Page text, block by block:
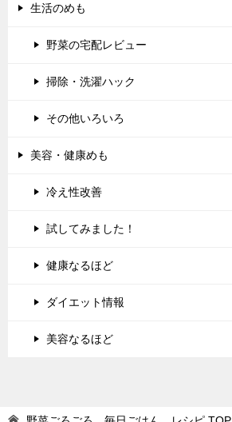
生活のめも
野菜の宅配レビュー
掃除・洗濯ハック
その他いろいろ
美容・健康めも
冷え性改善
試してみました！
健康なるほど
ダイエット情報
美容なるほど